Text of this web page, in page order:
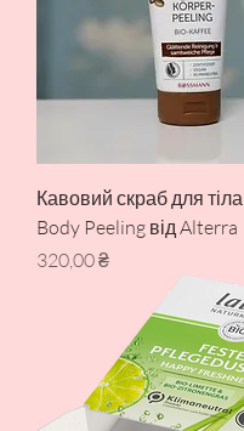
Кавовий скраб для
Body Peeling від Alterra
Ціна
320,00 ₴